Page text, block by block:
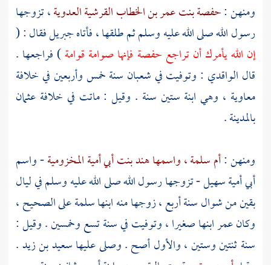
ومنهن :حفصة بنت عمر بن الخطاب القرشية العدوية، تزوجها
رسول الله صلى الله عليه وسلم ثم طلقها ، فأتاهجبريلفقال : (
إن الله يأمرك أن تراجع حفصة فإنها صوامة قوامة) فراجعها .
قال الواقدي : وتوفيت في شعبان سنة خمس وأربعين في خلافة
معاوية ، وهي ابنة ستين سنة . وقيل : ماتت في خلافة عثمان
بالمدينة.
ومنهن :أم سلمة ، واسمها هند بنت أبي أمية المخزومية- واسم
أبي أمية سهيل- تزوجها رسول الله صلى الله عليه وسلم في ليال
بقين من شوال سنة أربع ، زوجها منه ابنهاسلمةعلى الصحيح ،
وكانعمرابنها صغيرا ، وتوفيت في سنة تسع وخمسين . وقيل :
سنة ثنتين وستين ، والأول أصح . وصلى عليهاسعيد بن زيد.